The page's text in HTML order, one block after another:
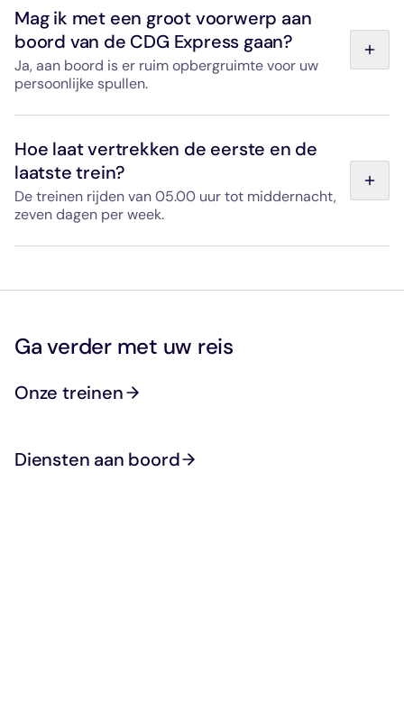
kaartje kopen.
Mag ik met een groot voorwerp aan
boord van de CDG Express gaan?
Ja, aan boord is er ruim opbergruimte voor uw
persoonlijke spullen.
riemen voorzien voor grote voorwerpen zoals fietsen,
kinderwagens, sportuitrusting enz. In elke trein is een
conducteur aanwezig die u bij het instappen kan helpen
met het opbergen van uw bagage.
Hoe laat vertrekken de eerste en de
laatste trein?
De treinen rijden van 05.00 uur tot middernacht,
zeven dagen per week.
Ga verder met uw reis
Onze treinen
Diensten aan boord